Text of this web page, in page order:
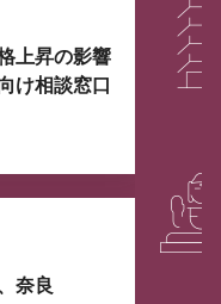
ーがあります。
上昇の影響
け相談窓口
奈良